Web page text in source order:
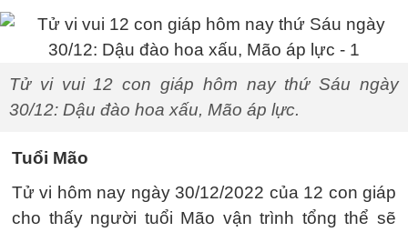
Tử vi vui 12 con giáp hôm nay thứ Sáu ngày
30/12: Dậu đào hoa xấu, Mão áp lực.
Tuổi Mão
Tử vi hôm nay ngày 30/12/2022 của 12 con giáp
cho thấy người tuổi Mão vận trình tổng thể sẽ